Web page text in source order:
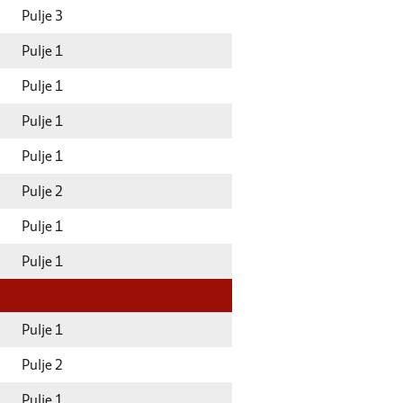
Pulje 3
Pulje 1
Pulje 1
Pulje 1
Pulje 1
Pulje 2
Pulje 1
Pulje 1
Pulje 1
Pulje 2